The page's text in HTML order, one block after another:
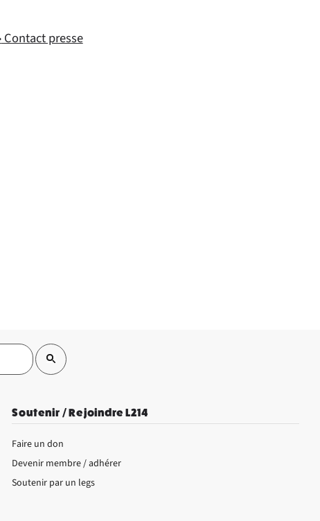
Contact presse
Soutenir / Rejoindre L214
Faire un don
Devenir membre / adhérer
Soutenir par un legs